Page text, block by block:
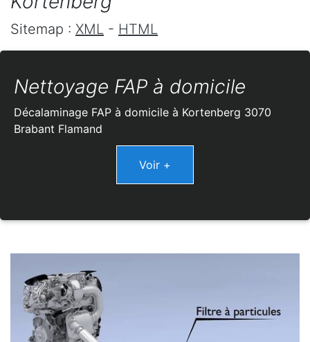
Sitemap : XML - HTML
Nettoyage FAP à domicile
Décalaminage FAP à domicile à Kortenberg 3070
Brabant Flamand
Voir +